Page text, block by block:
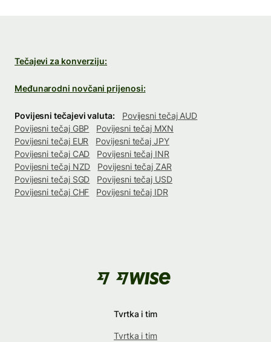
Tečajevi za konverziju:
Međunarodni novčani prijenosi:
Povijesni tečajevi valuta:
Povijesni tečaj AUD
Povijesni tečaj GBP
Povijesni tečaj MXN
Povijesni tečaj EUR
Povijesni tečaj JPY
Povijesni tečaj CAD
Povijesni tečaj INR
Povijesni tečaj NZD
Povijesni tečaj ZAR
Povijesni tečaj SGD
Povijesni tečaj USD
Povijesni tečaj CHF
Povijesni tečaj IDR
Tvrtka i tim
Tvrtka i tim